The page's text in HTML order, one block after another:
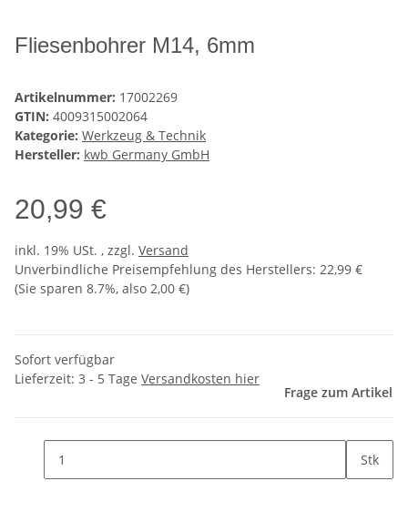
Fliesenbohrer M14, 6mm
Artikelnummer: 17002269
GTIN: 4009315002064
Kategorie: Werkzeug & Technik
Hersteller: kwb Germany GmbH
20,99 €
inkl. 19% USt. , zzgl. Versand
Unverbindliche Preisempfehlung des Herstellers: 22,99 €
(Sie sparen 8.7%, also 2,00 €)
Sofort verfügbar
Lieferzeit: 3 - 5 Tage Versandkosten hier
Frage zum Artikel
Stk